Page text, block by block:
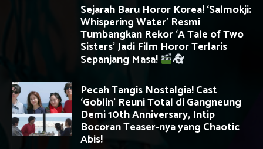
Sejarah Baru Horor Korea! ‘Salmokji:
Whispering Water’ Resmi
Tumbangkan Rekor ‘A Tale of Two
Sisters’ Jadi Film Horor Terlaris
Sepanjang Masa!
Pecah Tangis Nostalgia! Cast
‘Goblin’ Reuni Total di Gangneung
Demi 10th Anniversary, Intip
Bocoran Teaser-nya yang Chaotic
Abis!